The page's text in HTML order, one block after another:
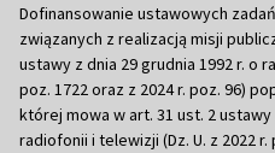
Dofinansowanie ustawowych
związanych z realizacją misji
ustawy z dnia 29 grudnia 1992 r. o
poz. 1722 oraz z 2024 r. poz. 96)
której mowa w art. 31 ust. 2 ustawy
radiofonii i telewizji (Dz. U. z 2022 r.